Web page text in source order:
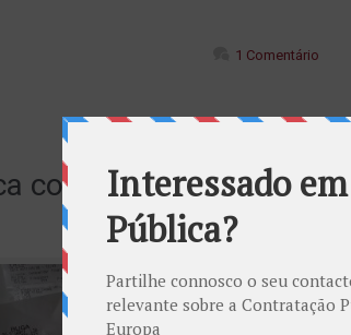
1 Comentário
como elemento...